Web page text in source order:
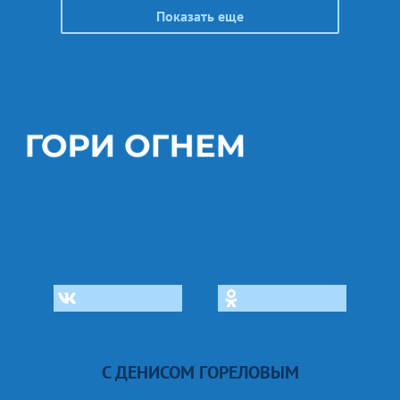
Показать еще
С ДЕНИСОМ ГОРЕЛОВЫМ